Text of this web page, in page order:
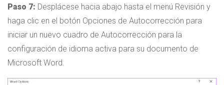
Paso 7: Desplácese hacia abajo hasta el menú Revisión y
haga clic en el botón Opciones de Autocorrección para
iniciar un nuevo cuadro de Autocorrección para la
configuración de idioma activa para su documento de
Microsoft Word.